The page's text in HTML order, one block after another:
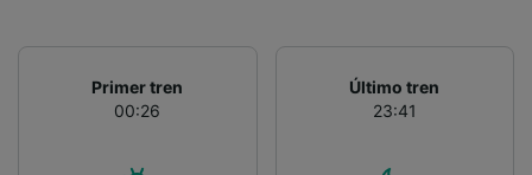
Primer tren
00:26
Último tren
23:41